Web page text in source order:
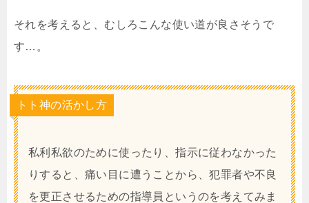
それを考えると、むしろこんな使い道が良さそうで
す…。
トト神の活かし方
私利私欲のために使ったり、指示に従わなかった
りすると、痛い目に遭うことから、犯罪者や不良
を更正させるための指導員というのを考えてみま